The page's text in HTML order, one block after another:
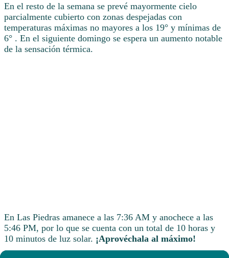
En el resto de la semana se prevé mayormente cielo
parcialmente cubierto con zonas despejadas con
temperaturas máximas no mayores a los 19° y mínimas de
6° . En el siguiente domingo se espera un aumento notable
de la sensación térmica.
En Las Piedras amanece a las 7:36 AM y anochece a las
5:46 PM, por lo que se cuenta con un total de 10 horas y
10 minutos de luz solar. ¡Aprovéchala al máximo!